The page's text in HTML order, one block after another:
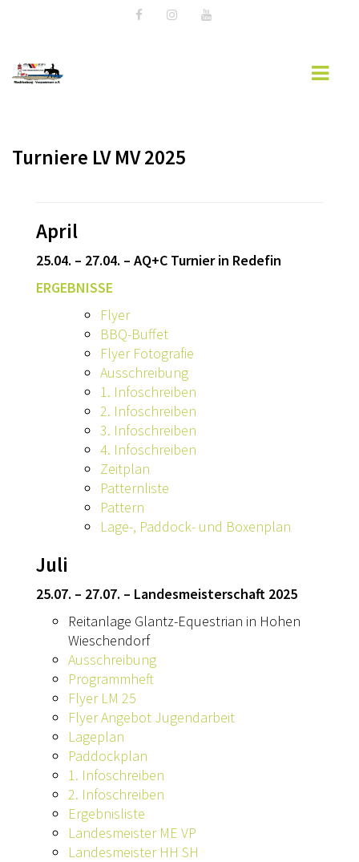
LANDESVERBAND MV
AUSBILDUNG
Turniere LV MV 2025
April
25.04. – 27.04. – AQ+C Turnier in Redefin
ERGEBNISSE
Flyer
BBQ-Buffet
Flyer Fotografie
Ausschreibung
1. Infoschreiben
2. Infoschreiben
3. Infoschreiben
4. Infoschreiben
Zeitplan
Patternliste
Pattern
Lage-, Paddock- und Boxenplan
Juli
25.07. – 27.07. – Landesmeisterschaft 2025
Reitanlage Glantz-Equestrian in Hohen
Wieschendorf
Ausschreibung
Programmheft
Flyer LM 25
Flyer Angebot Jugendarbeit
Lageplan
Paddockplan
1. Infoschreiben
2. Infoschreiben
Ergebnisliste
Landesmeister ME VP
Landesmeister HH SH